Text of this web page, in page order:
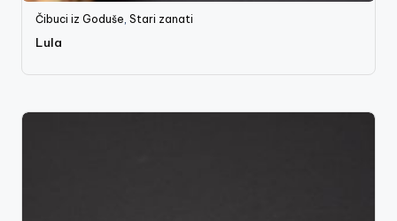
Čibuci iz Goduše,Stari zanati
Lula